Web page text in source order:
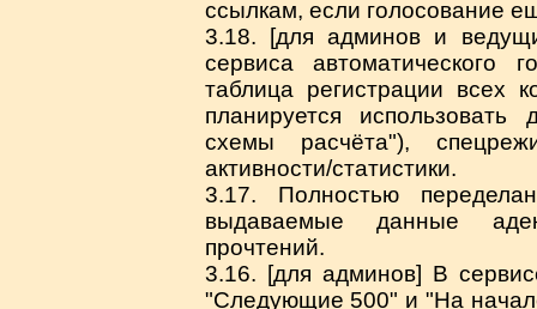
ссылкам, если голосование
3.18. [для админов и
сервиса автоматического
таблица регистрации всех
планируется
схемы расчёта"),
активности/статистики.
3.17. Полностью
выдаваемые данные
прочтений.
3.16. [для админов] В
"Следующие 500" и "На